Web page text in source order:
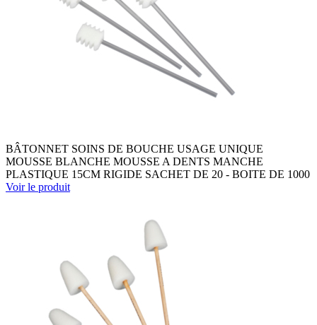
BÂTONNET SOINS DE BOUCHE USAGE UNIQUE
MOUSSE BLANCHE MOUSSE A DENTS MANCHE
PLASTIQUE 15CM RIGIDE SACHET DE 20 - BOITE DE 1000
Voir le produit